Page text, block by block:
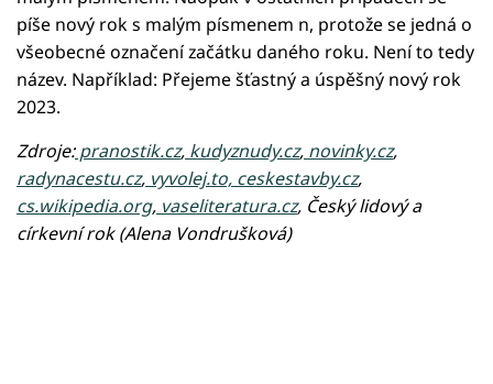
píše nový rok s malým písmenem n, protože se jedná o
všeobecné označení začátku daného roku. Není to tedy
název. Například: Přejeme šťastný a úspěšný nový rok
2023.
Zdroje:pranostik.cz, kudyznudy.cz, novinky.cz,
radynacestu.cz, vyvolej.to, ceskestavby.cz,
cs.wikipedia.org, vaseliteratura.cz, Český lidový a
církevní rok (Alena Vondrušková)